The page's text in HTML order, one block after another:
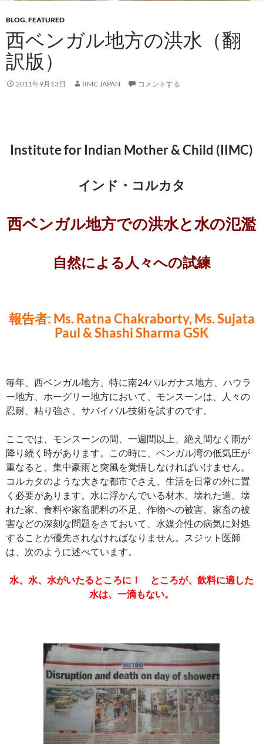
BLOG,FEATURED
西ベンガル地方の洪水（翻
訳版）
2011年9月13日 IIMC JAPAN コメントする
Institute for Indian Mother & Child (IIMC)
インド・コルカタ
西ベンガル地方での洪水と水の氾濫
自然による人々への試練
報告者: Ms. Ratna Chakraborty, Ms. Sujata
Paul & Shashi Sharma GSK
毎年、西ベンガル地方、特に南24パルガナス地方、ハウラ
ー地方、ホーグリー地方において、モンスーンは、人々の
忍耐、粘り強さ、サバイバル技術を試すのです。
ここでは、モンスーンの間、一週間以上、絶え間なく雨が
降り続く時があります。この時に、ベンガル湾の低気圧が
重なると、集中豪雨と突風を覚悟しなければいけません。
コルカタのような大きな都市でさえ、生活を日常の外に置
く必要があります。水に浮かんでいる材木、壊れた道、壊
れた家、食料や家畜肥料の不足、作物への被害、家畜の被
害などの深刻な問題をさておいて、水媒介性の病気に対処
することが優先されなければなりません。スジット医師
は、次のように述べています。
水、水、水がいたるところに！ ところが、飲料に適した
水は、一滴もない。